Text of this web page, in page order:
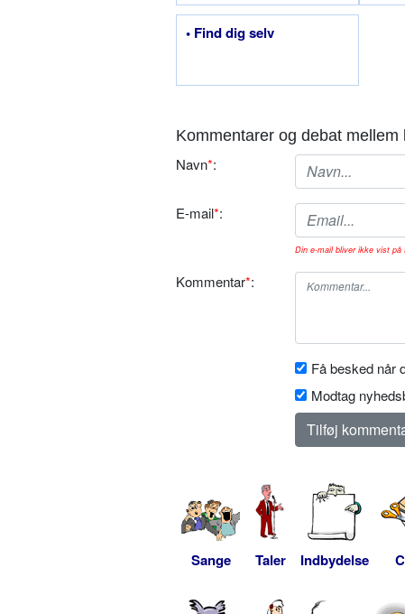
• Find dig selv
Kommentarer og debat
Navn*:
E-mail*:
Din e-mail bliver ikke vist på
Kommentar*:
Få besked når
Modtag
Sange Taler Indbydelse